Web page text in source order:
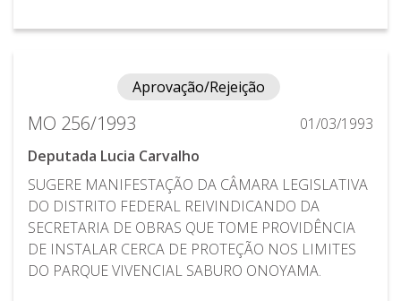
Aprovação/Rejeição
MO 256/1993
01/03/1993
Deputada Lucia Carvalho
SUGERE MANIFESTAÇÃO DA CÂMARA LEGISLATIVA
DO DISTRITO FEDERAL REIVINDICANDO DA
SECRETARIA DE OBRAS QUE TOME PROVIDÊNCIA
DE INSTALAR CERCA DE PROTEÇÃO NOS LIMITES
DO PARQUE VIVENCIAL SABURO ONOYAMA.